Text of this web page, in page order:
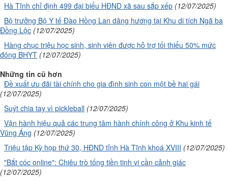
Hà Tĩnh chỉ định 499 đại biểu HĐND xã sau sắp xếp (12/07/2025)
Bộ trưởng Bộ Y tế Đào Hồng Lan dâng hương tại Khu di tích Ngã ba
Đồng Lộc (12/07/2025)
Hàng chục triệu học sinh, sinh viên được hỗ trợ tối thiểu 50% mức
đóng BHYT (12/07/2025)
Những tin cũ hơn
Đề xuất ưu đãi tài chính cho gia đình sinh con một bề hai gái
(12/07/2025)
Suýt chia tay vì pickleball (12/07/2025)
Vận hành hiệu quả các trung tâm hành chính công ở Khu kinh tế
Vũng Áng (12/07/2025)
Triệu tập Kỳ họp thứ 30, HĐND tỉnh Hà Tĩnh khoá XVIII (12/07/2025)
"Bắt cóc online": Chiêu trò tống tiền tinh vi cần cảnh giác
(12/07/2025)